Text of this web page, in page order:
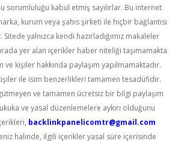
sorumluluğu kabul etmiş sayılırlar. Bu internet
kurum veya şahıs şirketi ile hiçbir bağlantısı
yalnızca kendi hazırladığımız makaleler
yer alan içerikler haber niteliği taşımamakta
kişiler hakkında paylaşım yapılmamaktadır.
ile isim benzerlikleri tamamen tesadüfidir.
ve tamamen ücretsiz bir bilgi paylaşım
ve yasal düzenlemelere aykırı olduğunu
backlinkpanelicomtr@gmail.com
halinde, ilgili içerikler yasal süre içerisinde